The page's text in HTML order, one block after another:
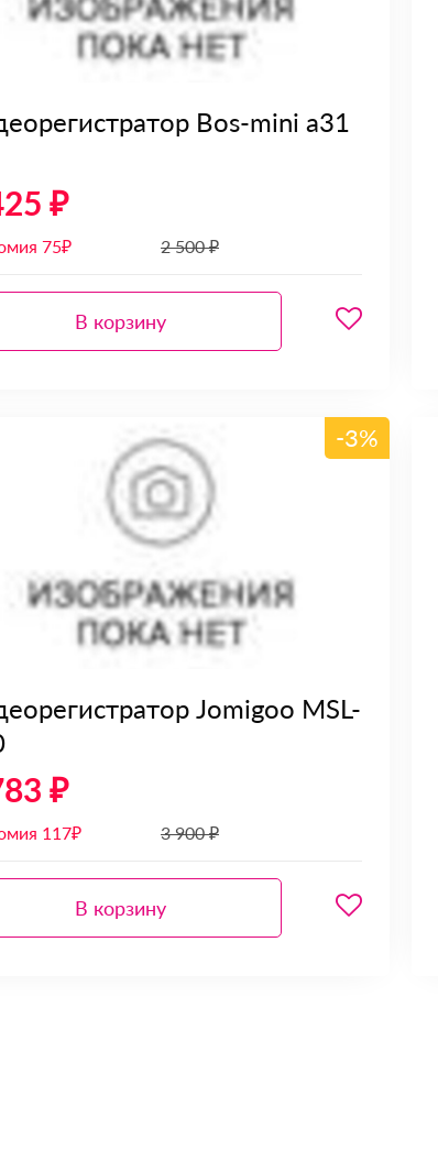
Bos-mini a31
₽
75₽ 2 500 ₽
В корзину
-3%
Jomigoo MSL-
₽
117₽ 3 900 ₽
В корзину